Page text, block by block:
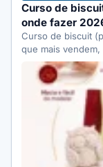
Curso de
onde fazer
Curso de biscuit
que mais